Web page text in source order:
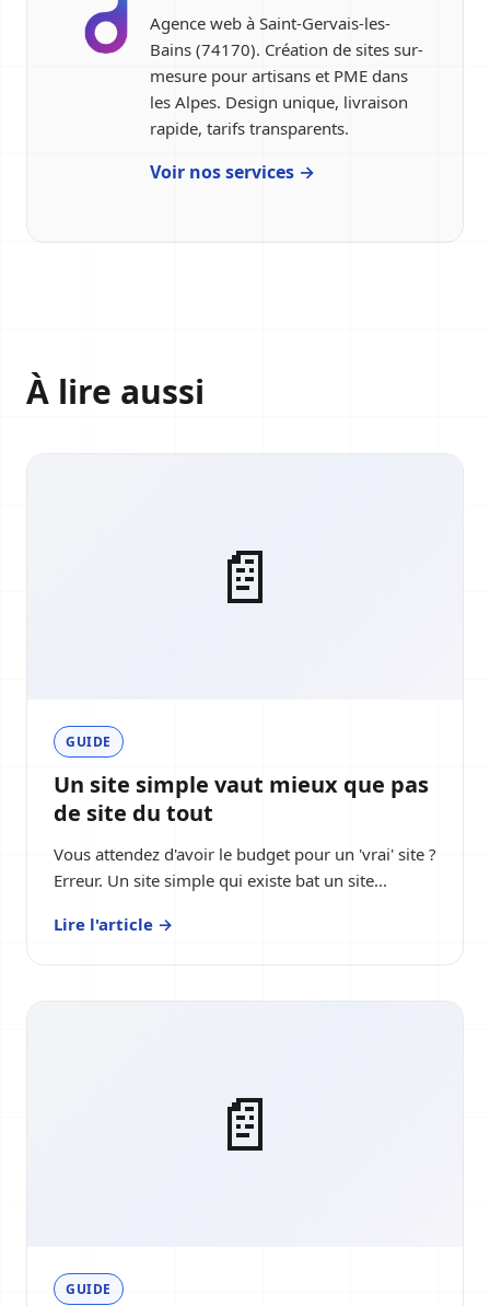
Agence web à Saint-Gervais-les-
Bains (74170). Création de sites sur-
mesure pour artisans et PME dans
les Alpes. Design unique, livraison
rapide, tarifs transparents.
Voir nos services →
À lire aussi
📄
GUIDE
Un site simple vaut mieux que pas
de site du tout
Vous attendez d'avoir le budget pour un 'vrai' site ?
Erreur. Un site simple qui existe bat un site...
Lire l'article →
📄
GUIDE